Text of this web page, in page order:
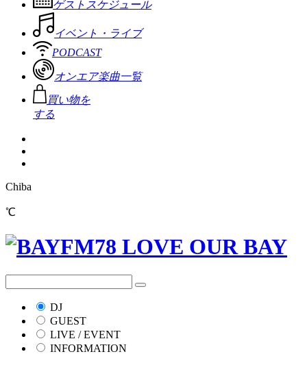
ゲストスケジュール
イベント・ライブ
PODCAST
オンエア楽曲一覧
買い物を
する
Chiba
℃
DJ
GUEST
LIVE / EVENT
INFORMATION